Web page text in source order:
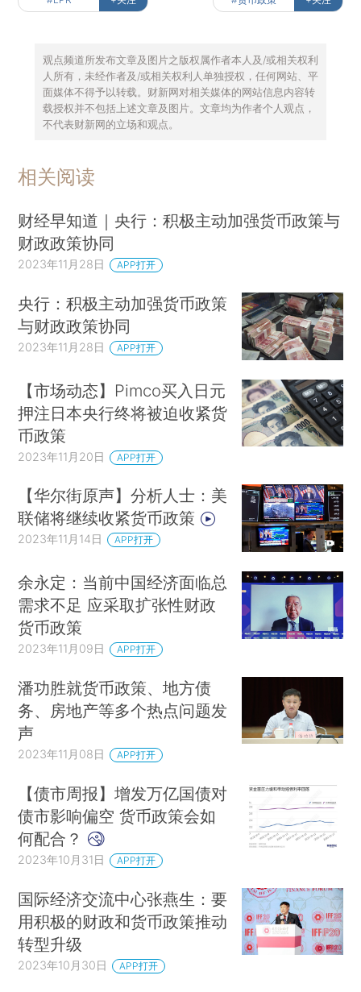
观点频道所发布文章及图片之版权属作者本人及/或相关权利
人所有，未经作者及/或相关权利人单独授权，任何网站、平
面媒体不得予以转载。财新网对相关媒体的网站信息内容转
载授权并不包括上述文章及图片。文章均为作者个人观点，
不代表财新网的立场和观点。
相关阅读
财经早知道｜央行：积极主动加强货币政策与
财政政策协同
2023年11月28日 APP打开
央行：积极主动加强货币政策
与财政政策协同
2023年11月28日 APP打开
【市场动态】Pimco买入日元
押注日本央行终将被迫收紧货
币政策
2023年11月20日 APP打开
【华尔街原声】分析人士：美
联储将继续收紧货币政策
2023年11月14日 APP打开
余永定：当前中国经济面临总
需求不足 应采取扩张性财政
货币政策
2023年11月09日 APP打开
潘功胜就货币政策、地方债
务、房地产等多个热点问题发
声
2023年11月08日 APP打开
【债市周报】增发万亿国债对
债市影响偏空 货币政策会如
何配合？
2023年10月31日 APP打开
国际经济交流中心张燕生：要
用积极的财政和货币政策推动
转型升级
2023年10月30日 APP打开